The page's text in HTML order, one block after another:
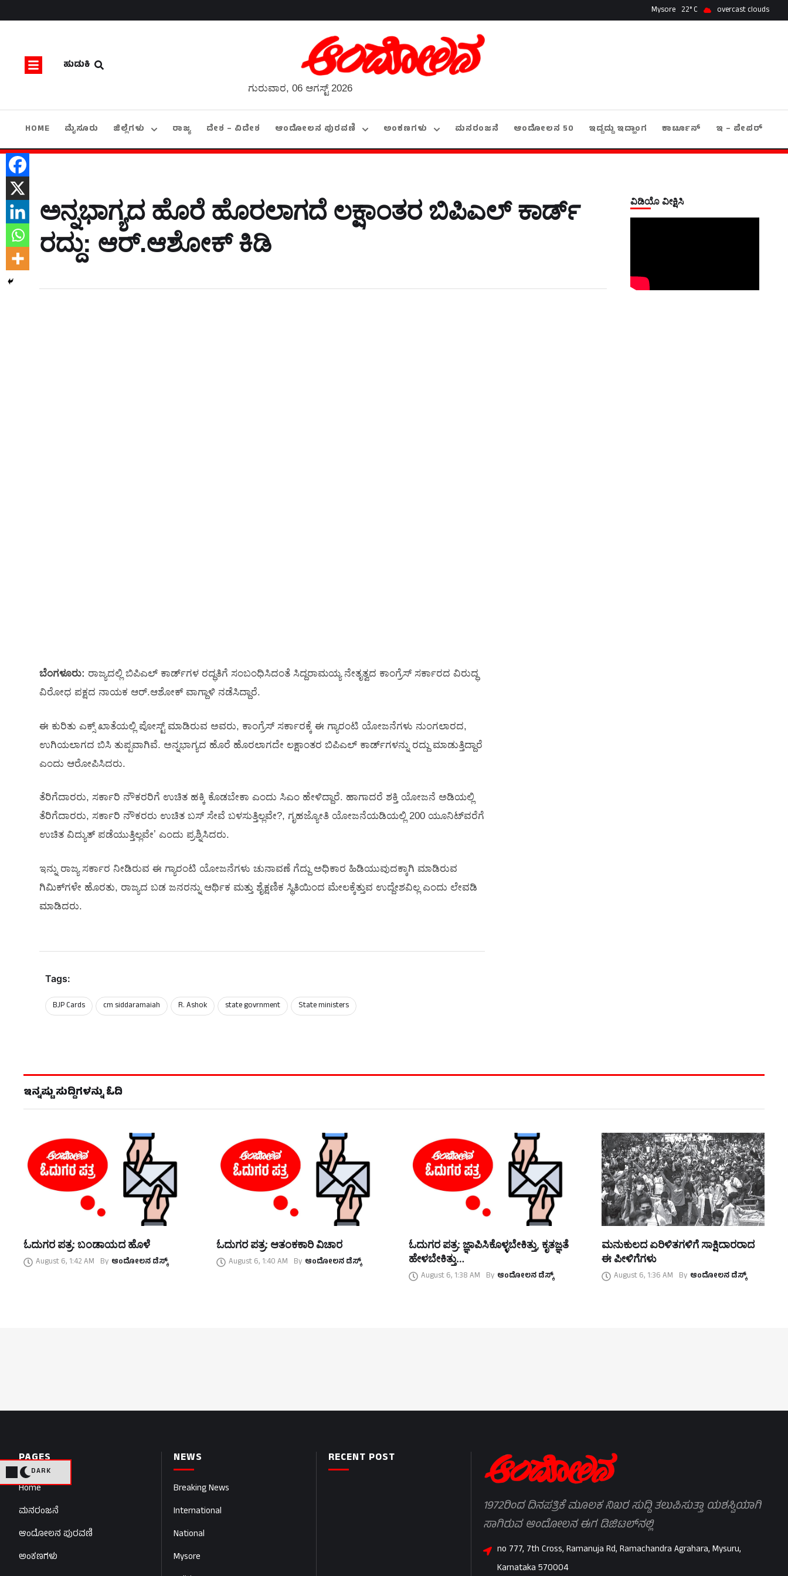
Mysore 22 overcast clouds
ಹುಡುಕಿ
ಗುರುವಾರ, 06 ಆಗಸ್ಟ್ 2026
DARK
HOME ಮೈಸೂರು ಜಿಲ್ಲೆಗಳು ರಾಜ್ಯ ದೇಶ – ವಿದೇಶ ಆಂದೋಲನ ಪುರವಣಿ ಅಂಕಣಗಳು ಮನರಂಜನೆ ಆಂದೋಲನ 50 ಇದ್ದದ್ದು ಇದ್ಹಾಂಗ ಕಾರ್ಟೂನ್ ಇ – ಪೇಪರ್
ಅನ್ನಭಾಗ್ಯದ ಹೊರೆ ಹೊರಲಾಗದೆ ಲಕ್ಷಾಂತರ ಬಿಪಿಎಲ್‌ ಕಾರ್ಡ್‌
ರದ್ದು: ಆರ್.ಆಶೋಕ್‌ ಕಿಡಿ
ಬೆಂಗಳೂರು: ರಾಜ್ಯದಲ್ಲಿ ಬಿಪಿಎಲ್‌ ಕಾರ್ಡ್‌ಗಳ ರದ್ಧತಿಗೆ ಸಂಬಂಧಿಸಿದಂತೆ ಸಿದ್ದರಾಮಯ್ಯ ನೇತೃತ್ವದ ಕಾಂಗ್ರೆಸ್‌ ಸರ್ಕಾರದ ವಿರುದ್ಧ
ವಿರೋಧ ಪಕ್ಷದ ನಾಯಕ ಆರ್.‌ಆಶೋಕ್ ವಾಗ್ದಾಳಿ ನಡೆಸಿದ್ದಾರೆ.
ಈ ಕುರಿತು ಎಕ್ಸ್ ಖಾತೆಯಲ್ಲಿ ಪೋಸ್ಟ್‌ ಮಾಡಿರುವ ಅವರು, ಕಾಂಗ್ರೆಸ್‌ ಸರ್ಕಾರಕ್ಕೆ ಈ ಗ್ಯಾರಂಟಿ ಯೋಜನೆಗಳು ನುಂಗಲಾರದ,
ಉಗಿಯಲಾಗದ ಬಿಸಿ ತುಪ್ಪವಾಗಿವೆ. ಅನ್ನಭಾಗ್ಯದ ಹೊರೆ ಹೊರಲಾಗದೇ ಲಕ್ಷಾಂತರ ಬಿಪಿಎಲ್‌ ಕಾರ್ಡ್‌ಗಳನ್ನು ರದ್ದು ಮಾಡುತ್ತಿದ್ದಾರೆ
ಎಂದು ಆರೋಪಿಸಿದರು.
ತೆರಿಗೆದಾರರು, ಸರ್ಕಾರಿ ನೌಕರರಿಗೆ ಉಚಿತ ಹಕ್ಕಿ ಕೊಡಬೇಕಾ ಎಂದು ಸಿಎಂ ಹೇಳಿದ್ದಾರೆ. ಹಾಗಾದರೆ ಶಕ್ತಿ ಯೋಜನೆ ಅಡಿಯಲ್ಲಿ
ತೆರಿಗೆದಾರರು, ಸರ್ಕಾರಿ ನೌಕರರು ಉಚಿತ ಬಸ್‌ ಸೇವೆ ಬಳಸುತ್ತಿಲ್ಲವೇ?, ಗೃಹಜ್ಯೋತಿ ಯೋಜನೆಯಡಿಯಲ್ಲಿ 200 ಯೂನಿಟ್‌ವರೆಗೆ
ಉಚಿತ ವಿದ್ಯುತ್‌ ಪಡೆಯುತ್ತಿಲ್ಲವೇʼ ಎಂದು ಪ್ರಶ್ನಿಸಿದರು.
ಇನ್ನು ರಾಜ್ಯ ಸರ್ಕಾರ ನೀಡಿರುವ ಈ ಗ್ಯಾರಂಟಿ ಯೋಜನೆಗಳು ಚುನಾವಣೆ ಗೆದ್ದು ಅಧಿಕಾರ ಹಿಡಿಯುವುದಕ್ಕಾಗಿ ಮಾಡಿರುವ
ಗಿಮಿಕ್‌ಗಳೇ ಹೊರತು, ರಾಜ್ಯದ ಬಡ ಜನರನ್ನು ಆರ್ಥಿಕ ಮತ್ತು ಶೈಕ್ಷಣಿಕ ಸ್ಥಿತಿಯಿಂದ ಮೇಲಕ್ಕೆತ್ತುವ ಉದ್ದೇಶವಿಲ್ಲ ಎಂದು ಲೇವಡಿ
ಮಾಡಿದರು.
Tags:
BJP Cards cm siddaramaiah R. Ashok state govrnment State ministers
ವಿಡಿಯೊ ವೀಕ್ಷಿಸಿ
ಇನ್ನಷ್ಟು ಸುದ್ದಿಗಳನ್ನು ಓದಿ
ಓದುಗರ ಪತ್ರ: ಬಂಡಾಯದ ಹೊಳೆ
August 6, 1:42 AM By ಆಂದೋಲನ ಡೆಸ್ಕ್
ಓದುಗರ ಪತ್ರ: ಆತಂಕಕಾರಿ ವಿಚಾರ
August 6, 1:40 AM By ಆಂದೋಲನ ಡೆಸ್ಕ್
ಓದುಗರ ಪತ್ರ: ಜ್ಞಾಪಿಸಿಕೊಳ್ಳಬೇಕಿತ್ತು, ಕೃತಜ್ಞತೆ
ಹೇಳಬೇಕಿತ್ತು…
August 6, 1:38 AM By ಆಂದೋಲನ ಡೆಸ್ಕ್
ಮನುಕುಲದ ಏರಿಳಿತಗಳಿಗೆ ಸಾಕ್ಷಿದಾರರಾದ
ಈ ಪೀಳಿಗೆಗಳು
August 6, 1:36 AM By ಆಂದೋಲನ ಡೆಸ್ಕ್
PAGES
Home
ಮನರಂಜನೆ
ಆಂದೋಲನ ಪುರವಣಿ
ಅಂಕಣಗಳು
NEWS
Breaking News
International
National
Mysore
RECENT POST
1972ರಿಂದ ದಿನಪತ್ರಿಕೆ ಮೂಲಕ ನಿಖರ ಸುದ್ದಿ ತಲುಪಿಸುತ್ತಾ ಯಶಸ್ವಿಯಾಗಿ
ಸಾಗಿರುವ ಆಂದೋಲನ ಈಗ ಡಿಜಿಟಲ್‌ನಲ್ಲಿ
no 777, 7th Cross, Ramanuja Rd, Ramachandra Agrahara, Mysuru,
Karnataka 570004